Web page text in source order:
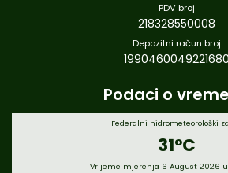
PDV broj
218328550008
Depozitni račun broj
1990460049221680
Podaci o
Federalni hidrometeorološki
31°C
Vrijeme mjerenja 6 August 2026 u